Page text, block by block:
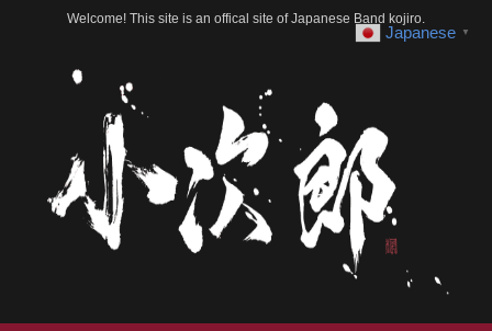
Welcome! This site is an offical site of Japanese Band kojiro.
Japanese ▼